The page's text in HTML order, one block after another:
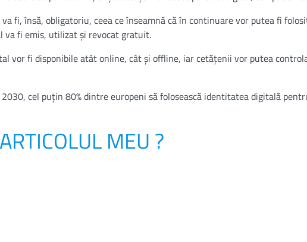
fi, însă, obligatoriu, ceea ce înseamnă că în continuare vor putea fi
va fi emis, utilizat și revocat gratuit.
vor fi disponibile atât online, cât și offline, iar cetățenii vor putea
cel puțin 80% dintre europeni să folosească identitatea digitală
MEU ?